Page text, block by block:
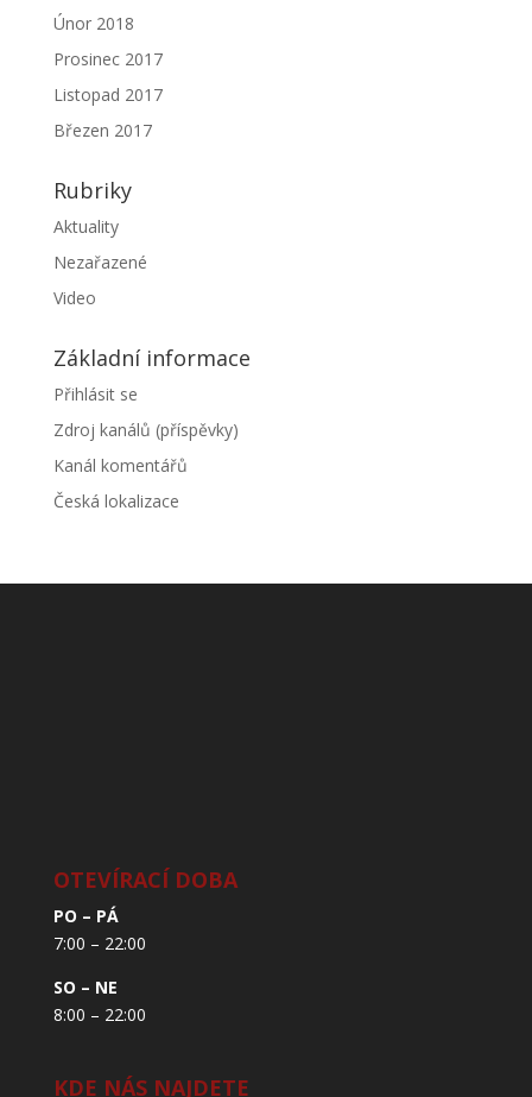
Únor 2018
Prosinec 2017
Listopad 2017
Březen 2017
Rubriky
Aktuality
Nezařazené
Video
Základní informace
Přihlásit se
Zdroj kanálů (příspěvky)
Kanál komentářů
Česká lokalizace
OTEVÍRACÍ DOBA
PO – PÁ
7:00 – 22:00
SO – NE
8:00 – 22:00
KDE NÁS NAJDETE